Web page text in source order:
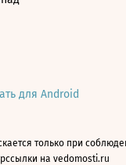
для Android
только при
на vedomosti.ru